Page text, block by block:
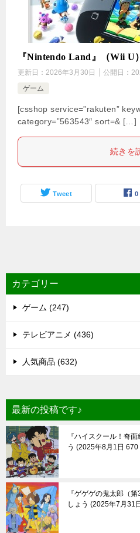
『Nintendo Land』（Wii U
更新日： 2026年3月30日 公開日：
ゲーム
[csshop service=”rakuten”
category=”563543″ sort=& […]
続きを
Tweet 0
カテゴリー
ゲーム (247)
テレビアニメ (436)
人気商品 (632)
最新の投稿です♪
『ハイスクール！奇
う
2025年8月1日 670
『ゲゲゲの鬼太郎（
しょう
2025年7月31